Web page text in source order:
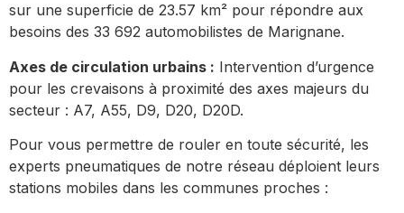
sur une superficie de 23.57 km² pour répondre aux
besoins des 33 692 automobilistes de Marignane.
Axes de circulation urbains : Intervention d’urgence
pour les crevaisons à proximité des axes majeurs du
secteur : A7, A55, D9, D20, D20D.
Pour vous permettre de rouler en toute sécurité, les
experts pneumatiques de notre réseau déploient leurs
stations mobiles dans les communes proches :